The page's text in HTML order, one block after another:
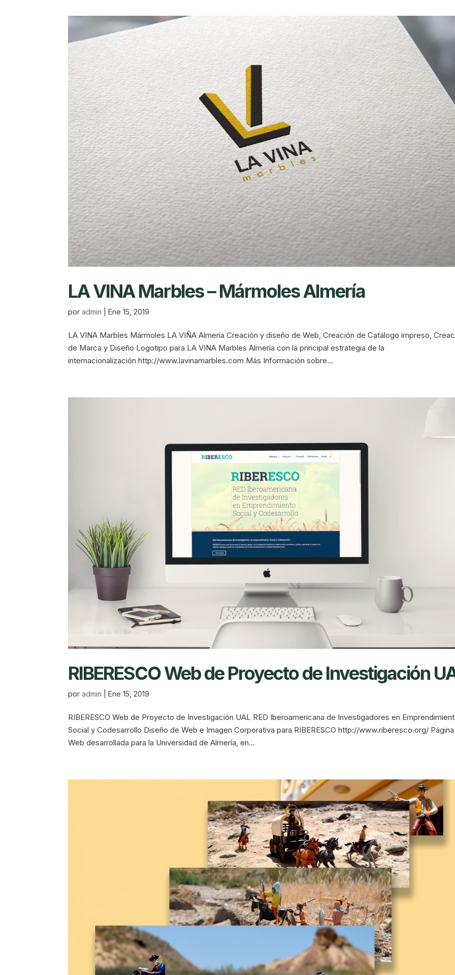
LA VINA Marbles – Mármoles Almería
poradmin |Ene 15, 2019
LA VINA Marbles Mármoles LA VIÑA Almería Creación y diseño de Web, Creación de Catálogo impreso,
de Marca y Diseño Logotipo para LA VINA Marbles Almería con la principal estrategia de la
internacionalización http://www.lavinamarbles.com Más Información sobre...
RIBERESCO Web de Proyecto de Investigación
poradmin |Ene 15, 2019
RIBERESCO Web de Proyecto de Investigación UAL RED Iberoamericana de Investigadores en
Social y Codesarrollo Diseño de Web e Imagen Corporativa para RIBERESCO http://www.riberesco.org/ Página
Web desarrollada para la Universidad de Almería, en...